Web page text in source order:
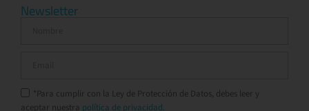
Newsletter
*Para cumplir con la Ley de Protección de Datos, debes leer y
aceptar nuestra política de privacidad.